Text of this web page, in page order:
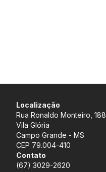
Localização
Rua Ronaldo Monteiro, 188
Vila Glória
Campo Grande - MS
CEP 79.004-410
Contato
(67) 3029-2620